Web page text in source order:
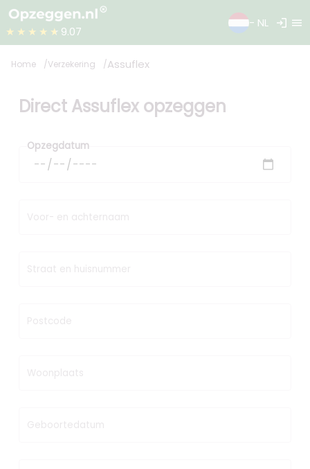
★★★★★ 9.07
- NL login menu
Home Verzekering Assuflex
Direct Assuflex opzeggen
Opzegdatum
Voor- en achternaam
Straat en huisnummer
Postcode
Woonplaats
Geboortedatum